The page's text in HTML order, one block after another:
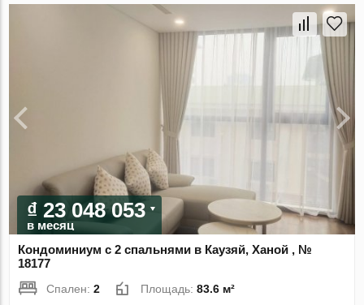
₫ 23 048 053
в месяц
Кондоминиум с 2 спальнями в Каузяй, Ханой , №
18177
Спален:2 Площадь:83.6 м²